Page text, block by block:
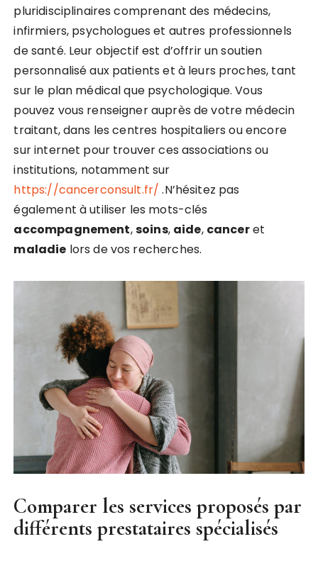
pluridisciplinaires comprenant des médecins,
infirmiers, psychologues et autres professionnels
de santé. Leur objectif est d’offrir un soutien
personnalisé aux patients et à leurs proches, tant
sur le plan médical que psychologique. Vous
pouvez vous renseigner auprès de votre médecin
traitant, dans les centres hospitaliers ou encore
sur internet pour trouver ces associations ou
institutions, notamment sur
https://cancerconsult.fr/ .N’hésitez pas
également à utiliser les mots-clés
accompagnement,soins, aide, canceret
maladie lors de vos recherches.
Comparer les services proposés par
différents prestataires spécialisés